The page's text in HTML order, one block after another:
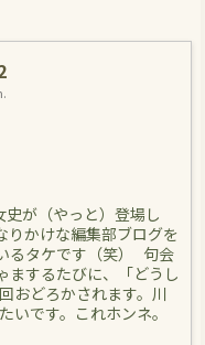
史が（やっと）登場し
りかけな編集部ブログを
るタケです（笑） 句会
まするたびに、「どうし
おどろかされます。川
いです。これホンネ。